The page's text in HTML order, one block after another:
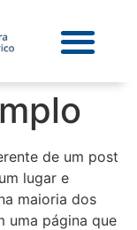
de um post
lugar e
maioria dos
uma página que